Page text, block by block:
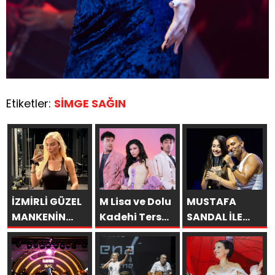
Etiketler: SİMGE SAĞIN
İZMİRLİ GÜZEL
MANKENİN
KULİSLERİ
HAREKETLENDİ:
YENİ PROJELER
M Lisa ve Dolu
Kadehi Ters
Tut’tan Yeni İş
Birliği: “Vişne”
MUSTAFA
SANDAL İLE
AYNI SAHNEDE
PARLADI:
AFRA’YA